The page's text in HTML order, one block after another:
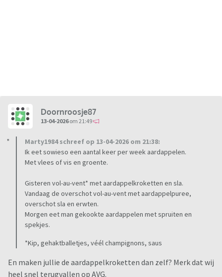
Doornroosje87
13-04-2026om 21:49
Marty1984 schreef op 13-04-2026 om 21:38:
Ik eet sowieso een aantal keer per week aardappelen.
Met vlees of vis en groente.
Gisteren vol-au-vent* met aardappelkroketten en sla.
Vandaag de overschot vol-au-vent met aardappelpuree,
overschot sla en erwten.
Morgen eet man gekookte aardappelen met spruiten en
spekjes.
*Kip, gehaktballetjes, véél champignons, saus
En maken jullie de aardappelkroketten dan zelf? Merk dat wij
heel snel terugvallen op AVG.